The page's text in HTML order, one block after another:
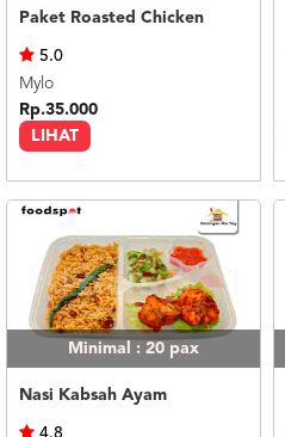
Paket Roasted Chicken
LIHAT
5.0
Mylo
Rp.35.000
Minimal : 20 pax
Nasi Kabsah Ayam
4.8